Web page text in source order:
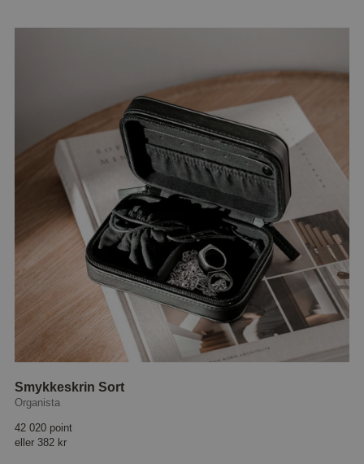
Smykkeskrin Sort
Organista
42 020 point
eller 382 kr